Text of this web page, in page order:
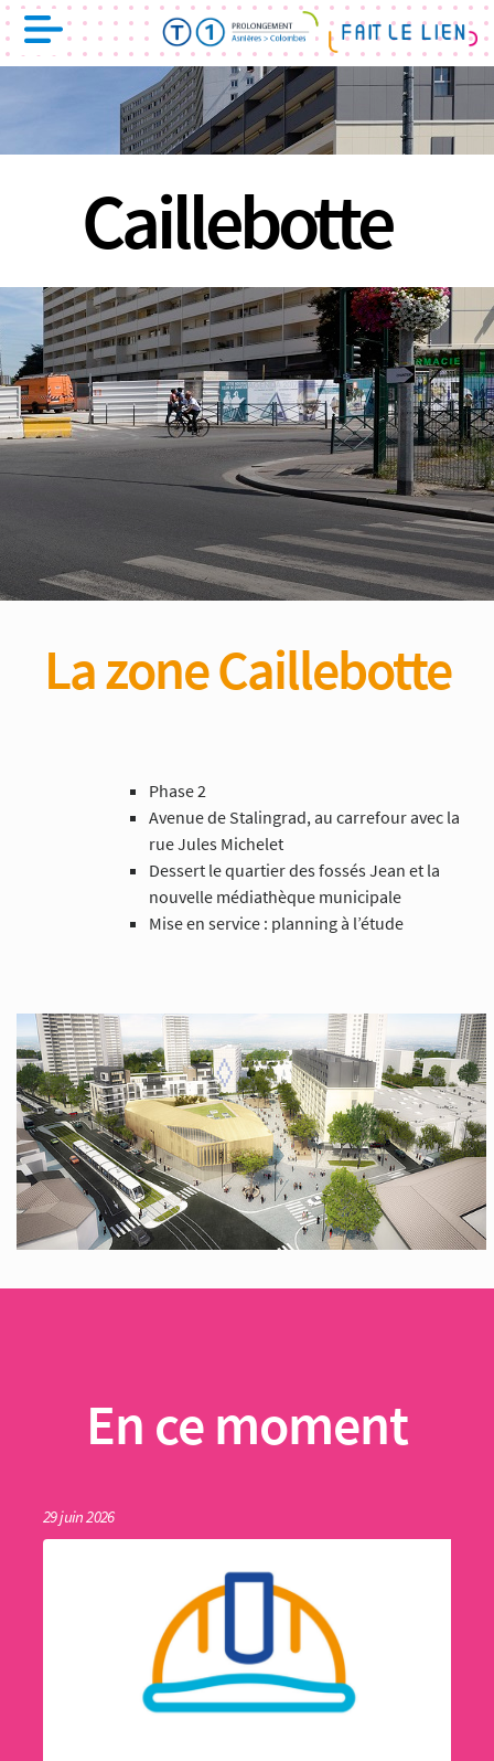
Caillebotte
La zone Caillebotte
Phase 2
Avenue de Stalingrad, au carrefour avec la
rue Jules Michelet
Dessert le quartier des fossés Jean et la
nouvelle médiathèque municipale
Mise en service : planning à l’étude
En ce moment
29 juin 2026